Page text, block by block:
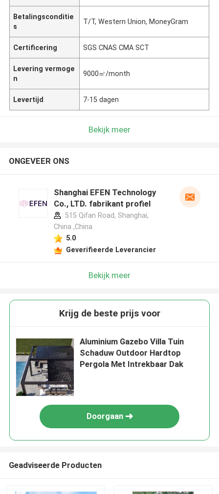
Betalingsconditie
s
T/T, Western Union, MoneyGram
Certificering SGS CNAS CMA SCT
Levering vermoge
n
9000㎡/month
Levertijd 7-15 dagen
Bekijk meer
ONGEVEER ONS
Shanghai EFEN Technology
Co., LTD. fabrikant profiel
515 Qifan Road, Shanghai,
China ,China
5.0
Geverifieerde Leverancier
Bekijk meer
Krijg de beste prijs voor
Aluminium Gazebo Villa Tuin
Schaduw Outdoor Hardtop
Pergola Met Intrekbaar Dak
Doorgaan
Geadviseerde Producten